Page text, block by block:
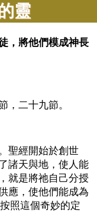
靈
，將他們模成神長
，二十九節。
聖經開始於創世
諸天與地，使人能
就是將祂自己分授
應，使他們能成為
照這個奇妙的定